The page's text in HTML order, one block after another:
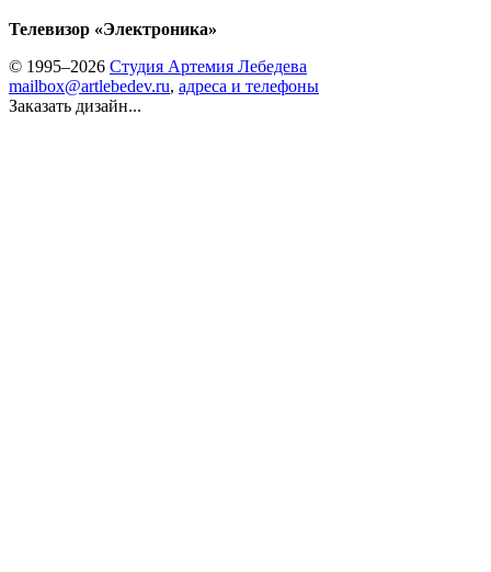
Телевизор «Электроника»
© 1995–2026 Студия Артемия Лебедева
mailbox@artlebedev.ru, адреса и телефоны
Заказать дизайн...